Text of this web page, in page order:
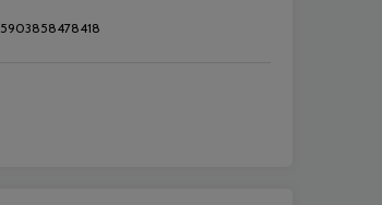
5903858478418